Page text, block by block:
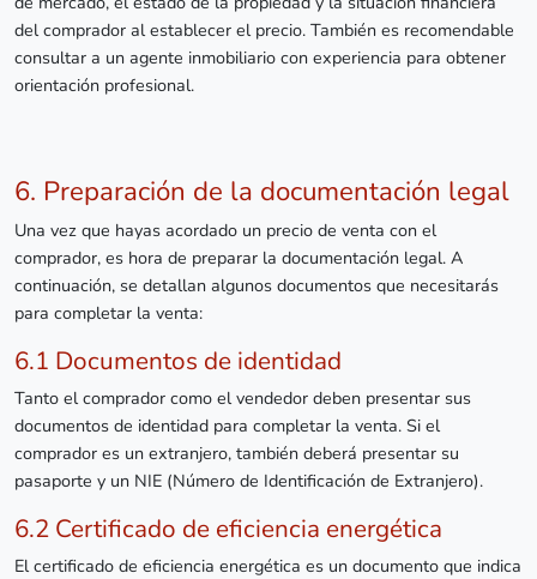
del comprador al establecer el precio. También es recomendable
consultar a un agente inmobiliario con experiencia para obtener
orientación profesional.
6. Preparación de la documentación legal
Una vez que hayas acordado un precio de venta con el
comprador, es hora de preparar la documentación legal. A
continuación, se detallan algunos documentos que necesitarás
para completar la venta:
6.1 Documentos de identidad
Tanto el comprador como el vendedor deben presentar sus
documentos de identidad para completar la venta. Si el
comprador es un extranjero, también deberá presentar su
pasaporte y un NIE (Número de Identificación de Extranjero).
6.2 Certificado de eficiencia energética
El certificado de eficiencia energética es un documento que indica